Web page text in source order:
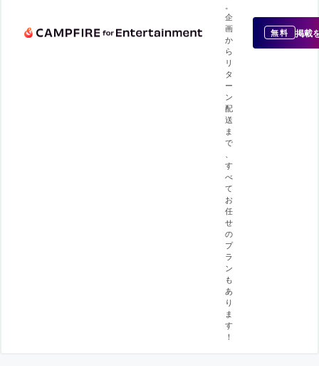
企
画
か
ら
リ
タ
ー
ン
配
送
ま
で
す
べ
て
お
任
せ
の
プ
ラ
ン
も
あ
り
ま
す
！
無料 掲載